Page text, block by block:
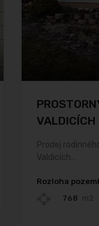
VALDICÍCH
Prodej
Valdicích…
Rozloha
768 m2